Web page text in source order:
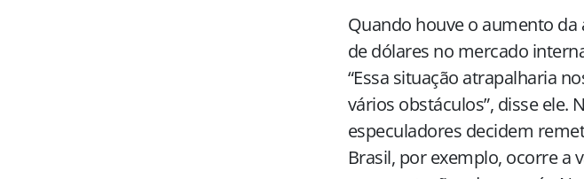
Quando houve o aumento da
de dólares no mercado
“Essa situação atrapalharia
vários obstáculos”, disse ele.
especuladores decidem
Brasil, por exemplo, ocorre a